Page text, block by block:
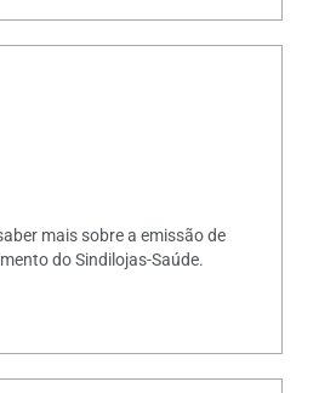
mais sobre a emissão de
do Sindilojas-Saúde.